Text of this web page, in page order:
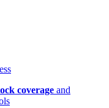
coverage and